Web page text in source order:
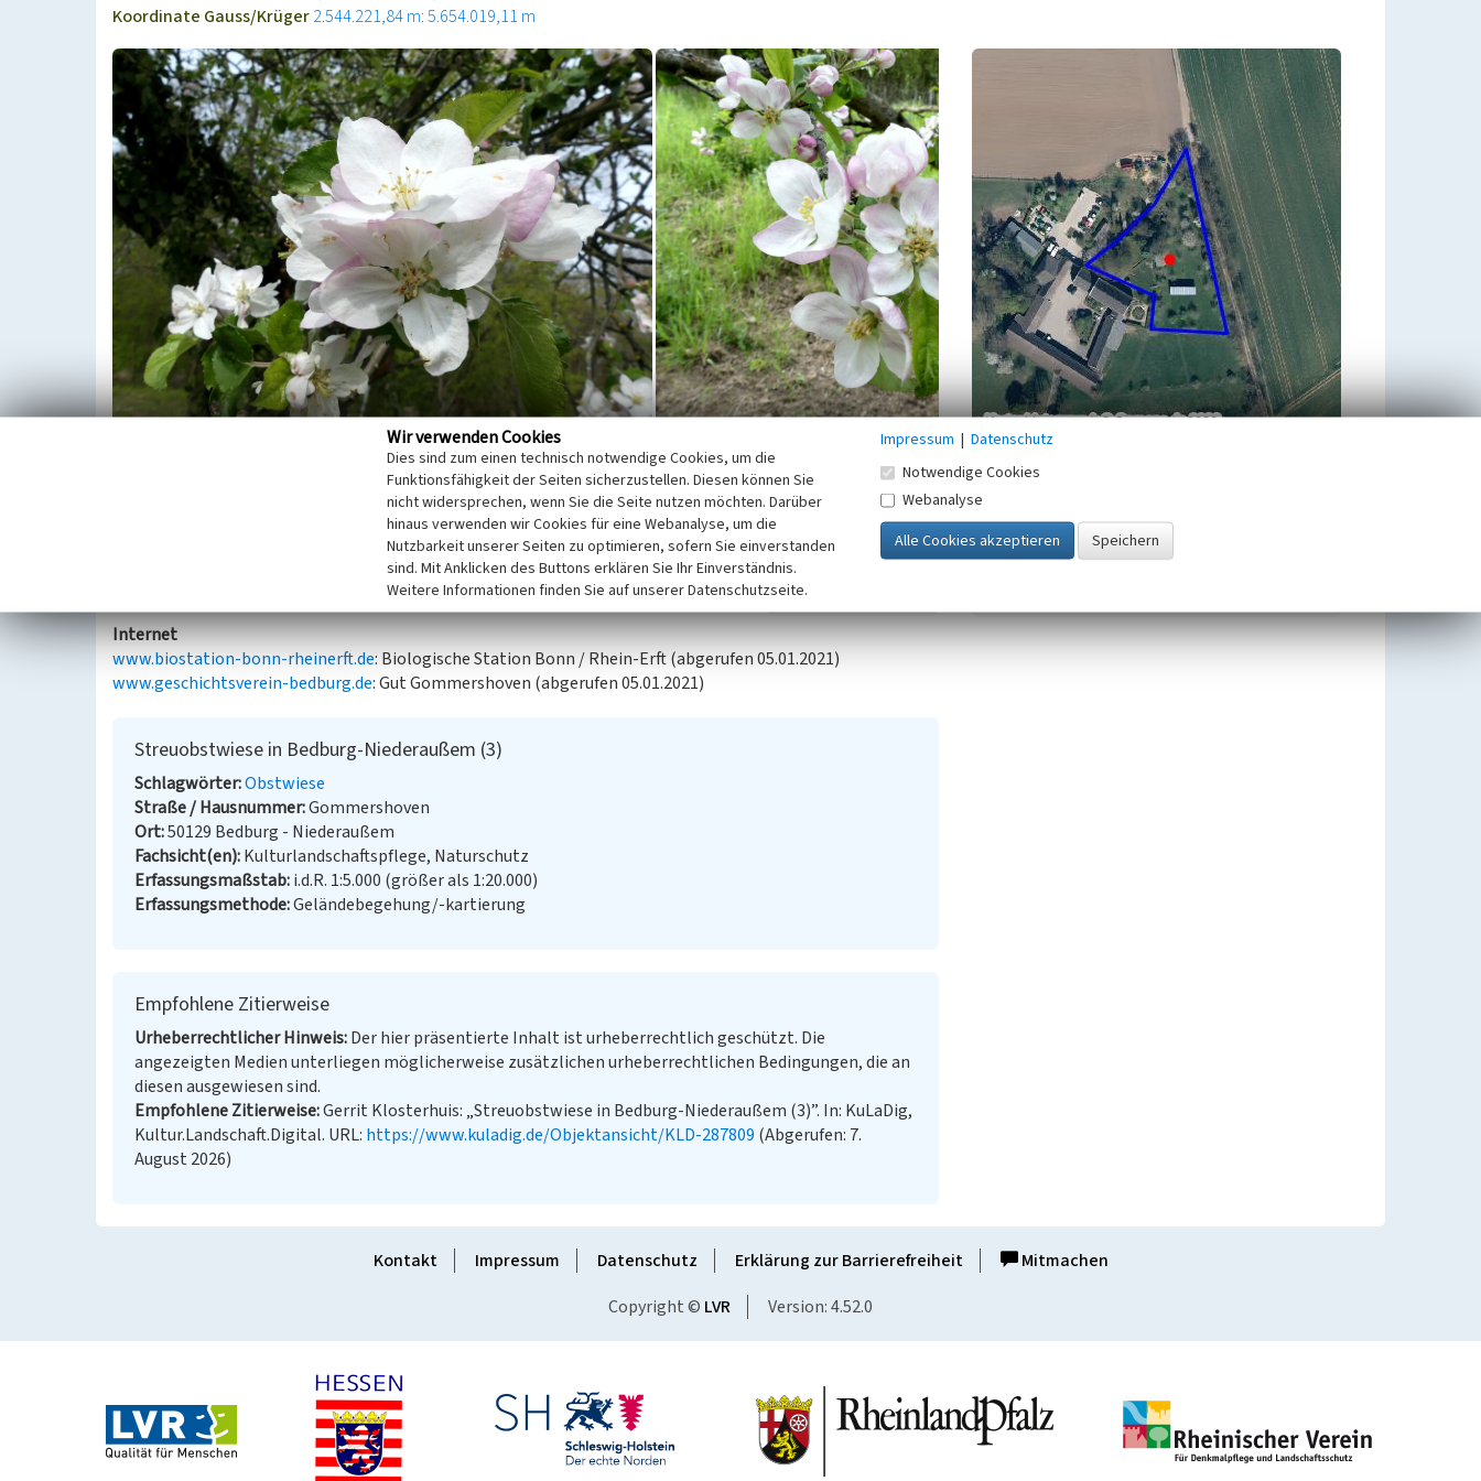
Koordinate Gauss/Krüger2.544.221,84 m: 5.654.019,11 m
Kooperationspartner
Nordwestlich von Bedburg-Niederaußem liegt das Gut Gommershoven. Auf zwei
Wiesenabschnitten entlang des Hofes stehen etwa 40 Obstbäume mit einer
inhomogenen Altersstruktur. Beim Großteil des Baumbestandes handelt es sich um
Apfelbäume. Die direkte Umgebung des Hofes wird von Ackerflächen dominiert.
(Gerrit Klosterhuis, Biologische Station Bonn/Rhein-Erft e. V., 2018)
Internet
www.biostation-bonn-rheinerft.de: Biologische Station Bonn / Rhein-Erft (abgerufen 05.01.2021)
www.geschichtsverein-bedburg.de: Gut Gommershoven (abgerufen 05.01.2021)
Streuobstwiese in Bedburg-Niederaußem (3)
Schlagwörter Obstwiese
Straße / Hausnummer Gommershoven
Ort 50129 Bedburg - Niederaußem
Fachsicht(en) Kulturlandschaftspflege, Naturschutz
Erfassungsmaßstab i.d.R. 1:5.000 (größer als 1:20.000)
Erfassungsmethode Geländebegehung/-kartierung
Empfohlene Zitierweise
Urheberrechtlicher Hinweis Der hier präsentierte Inhalt ist urheberrechtlich geschützt. Die
angezeigten Medien unterliegen möglicherweise zusätzlichen urheberrechtlichen Bedingungen, die an
diesen ausgewiesen sind.
Empfohlene Zitierweise Gerrit Klosterhuis: „Streuobstwiese in Bedburg-Niederaußem (3)”. In: KuLaDig,
Kultur.Landschaft.Digital. URL: https://www.kuladig.de/Objektansicht/KLD-287809 (Abgerufen: 7.
August 2026)
Zugehörig zu
Streuobstwiesen im Rhein-
Erft-Kreis
Kontakt Impressum Datenschutz Erklärung zur Barrierefreiheit
Mitmachen
Copyright © LVR Version: 4.52.0
Wir verwenden Cookies
Dies sind zum einen technisch notwendige Cookies, um die
Funktionsfähigkeit der Seiten sicherzustellen. Diesen können Sie
nicht widersprechen, wenn Sie die Seite nutzen möchten. Darüber
hinaus verwenden wir Cookies für eine Webanalyse, um die
Nutzbarkeit unserer Seiten zu optimieren, sofern Sie einverstanden
sind. Mit Anklicken des Buttons erklären Sie Ihr Einverständnis.
Weitere Informationen finden Sie auf unserer Datenschutzseite.
Impressum | Datenschutz
Notwendige Cookies
Webanalyse